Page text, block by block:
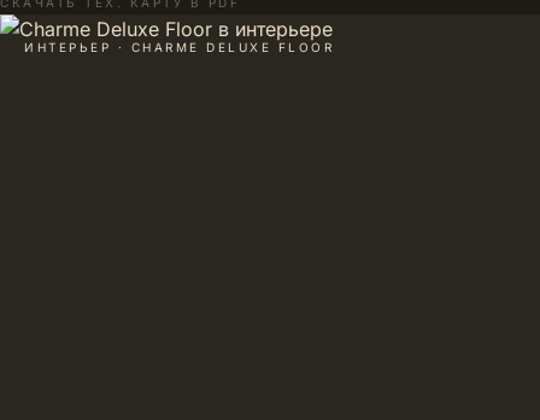
ИНТЕРЬЕР · CHARME DELUXE FLOOR